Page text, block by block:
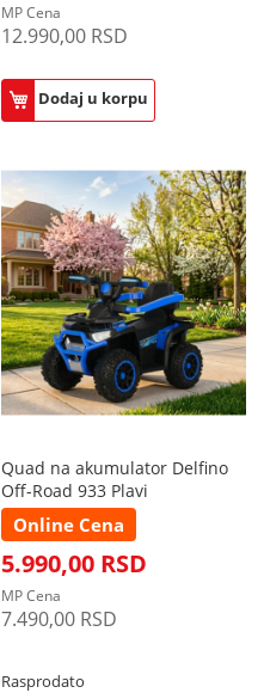
MP Cena
12.990,00 RSD
Dodaj u korpu
Quad na akumulator Delfino
Off-Road 933 Plavi
Online Cena
5.990,00 RSD
MP Cena
7.490,00 RSD
Rasprodato